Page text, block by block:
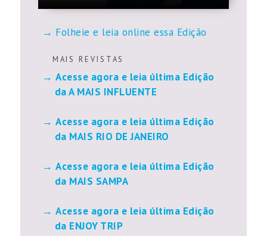
Folheie e leia online essa Edição
M A I S R E V I S T A S
Acesse agora e leia última Edição
da A MAIS INFLUENTE
Acesse agora e leia última Edição
da MAIS RIO DE JANEIRO
Acesse agora e leia última Edição
da MAIS SAMPA
Acesse agora e leia última Edição
da ENJOY TRIP